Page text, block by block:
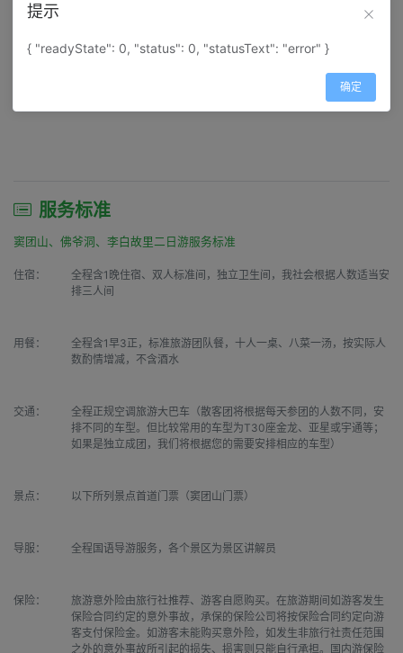
服务标准
窦团山、佛爷洞、李白故里二日游服务标准
住宿：
全程含1晚住宿、双人标准间，独立卫生间，我社会根据人数适当安
排三人间
用餐：
全程含1早3正，标准旅游团队餐，十人一桌、八菜一汤，按实际人
数酌情增减，不含酒水
交通：
全程正规空调旅游大巴车（散客团将根据每天参团的人数不同，安
排不同的车型。但比较常用的车型为T30座金龙、亚星或宇通等；
如果是独立成团，我们将根据您的需要安排相应的车型）
景点： 以下所列景点首道门票（窦团山门票）
导服： 全程国语导游服务，各个景区为景区讲解员
保险：
旅游意外险由旅行社推荐、游客自愿购买。在旅游期间如游客发生
保险合同约定的意外事故，承保的保险公司将按保险合同约定向游
客支付保险金。如游客未能购买意外险，如发生非旅行社责任范围
之外的意外事故所引起的损失、损害则只能自行承担。国内游保险
提示
{ "readyState": 0, "status": 0, "statusText": "error" }
确定